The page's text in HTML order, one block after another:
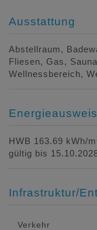
Ausstattung
Abstellraum
Fliesen
Gas Sauna
Wellnessbereich
Energieausweis
HWB 163.69 kWh/m
gültig bis
Infrastruktur/
Verkehr